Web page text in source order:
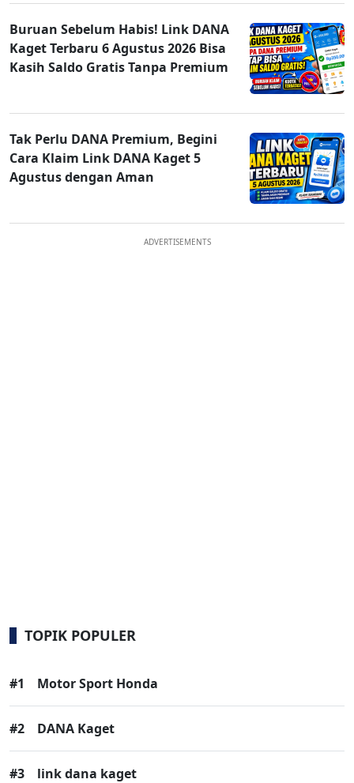
Buruan Sebelum Habis! Link DANA
Kaget Terbaru 6 Agustus 2026 Bisa
Kasih Saldo Gratis Tanpa Premium
Tak Perlu DANA Premium, Begini
Cara Klaim Link DANA Kaget 5
Agustus dengan Aman
ADVERTISEMENTS
TOPIK POPULER
#1 Motor Sport Honda
#2 DANA Kaget
#3 link dana kaget